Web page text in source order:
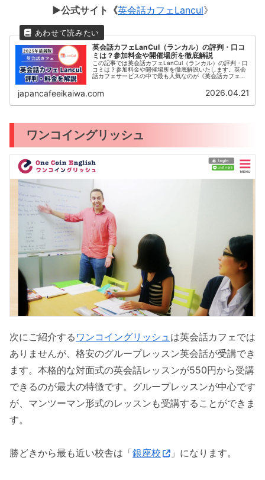
▶︎公式サイト《英会話カフェLancul》
英会話カフェLanCul（ランカル）の評判・口コ
ミは？参加料金や開催場所を徹底解説
この記事では英会話カフェLanCul（ランカル）の評判・口
コミは？参加料金や開催場所を徹底解説いたします。英会
話カフェサービスの中で最も人気なのが《英会話カフェ
コミュニティLanculの評判や口コミ、料金プランなどをご
紹介いたします。
japancafeeikaiwa.com 2026.04.21
ワンコイングリッシュ
次にご紹介する ワンコイングリッシュ は英会話カフェでは
ありませんが、格安のグループレッスン英会話が受講でき
ます。本格的な対面式の英会話レッスンが550円から受講
できるのが最大の特徴です。グループレッスンが中心です
が、マンツーマン形式のレッスンも受講することができま
す。
勝どきから最も近い校舎は「銀座校 」になります。